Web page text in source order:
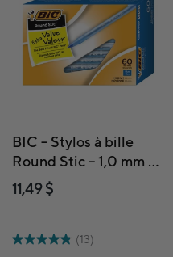
BIC – Stylos à bille
Round Stic – 1,0 mm –
bleu – paquet de 60
11,49 $
(13)